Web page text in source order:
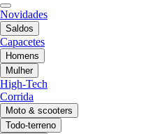
Novidades
Saldos
Capacetes
Homens
Mulher
High-Tech
Corrida
Moto & scooters
Todo-terreno